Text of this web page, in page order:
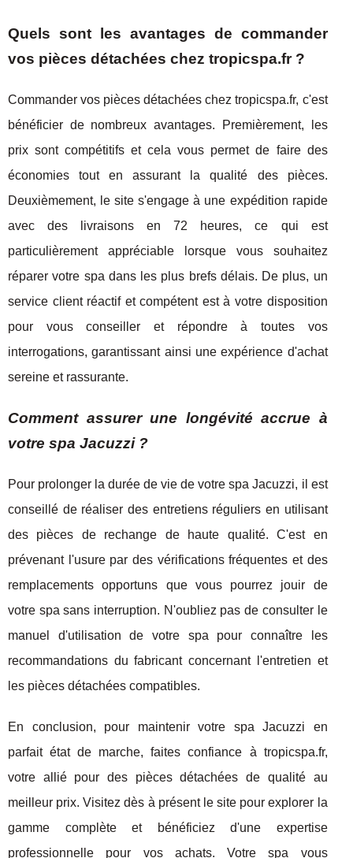
Quels sont les avantages de commander
vos pièces détachées chez tropicspa.fr ?
Commander vos pièces détachées chez tropicspa.fr, c'est
bénéficier de nombreux avantages. Premièrement, les
prix sont compétitifs et cela vous permet de faire des
économies tout en assurant la qualité des pièces.
Deuxièmement, le site s'engage à une expédition rapide
avec des livraisons en 72 heures, ce qui est
particulièrement appréciable lorsque vous souhaitez
réparer votre spa dans les plus brefs délais. De plus, un
service client réactif et compétent est à votre disposition
pour vous conseiller et répondre à toutes vos
interrogations, garantissant ainsi une expérience d'achat
sereine et rassurante.
Comment assurer une longévité accrue à
votre spa Jacuzzi ?
Pour prolonger la durée de vie de votre spa Jacuzzi, il est
conseillé de réaliser des entretiens réguliers en utilisant
des pièces de rechange de haute qualité. C'est en
prévenant l'usure par des vérifications fréquentes et des
remplacements opportuns que vous pourrez jouir de
votre spa sans interruption. N'oubliez pas de consulter le
manuel d'utilisation de votre spa pour connaître les
recommandations du fabricant concernant l'entretien et
les pièces détachées compatibles.
En conclusion, pour maintenir votre spa Jacuzzi en
parfait état de marche, faites confiance à tropicspa.fr,
votre allié pour des pièces détachées de qualité au
meilleur prix. Visitez dès à présent le site pour explorer la
gamme complète et bénéficiez d'une expertise
professionnelle pour vos achats. Votre spa vous